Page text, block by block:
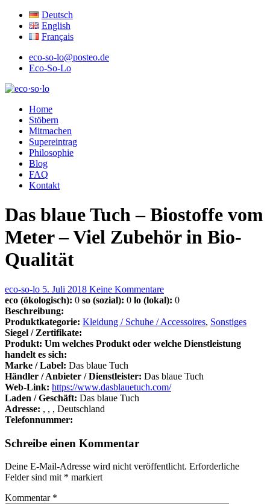
Deutsch
English
Français
eco-so-lo@posteo.de
Eco-So-Lo
eco·so·lo
Home
Stöbern
Mitmachen
Supereintrag
Philosophie
Blog
FAQ
Kontakt
Das blaue Tuch – Biostoffe vom
Meter – Viel Zubehör in Bio-
Qualität
eco-so-lo 5. Juli 2018 Keine Kommentare
eco (ökologisch): 0 so (sozial): 0 lo (lokal): 0
Beschreibung:
Produktkategorie: Kleidung / Schuhe / Accessoires, Sonstiges
Siegel / Zertifikate:
Produkt: Um welches Produkt oder welche Dienstleistung
handelt es sich:
Marke / Label: Das blaue Tuch
Händler / Anbieter / Dienstleister: Das blaue Tuch
Web-Link: https://www.dasblauetuch.com/
Laden / Geschäft: Das blaue Tuch
Adresse: , , , Deutschland
Telefonnummer:
Schreibe einen Kommentar
Deine E-Mail-Adresse wird nicht veröffentlicht. Erforderliche
Felder sind mit * markiert
Kommentar *